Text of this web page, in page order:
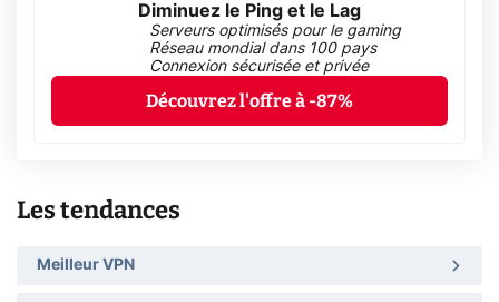
Diminuez le Ping et le Lag
Serveurs optimisés pour le gaming
Réseau mondial dans 100 pays
Connexion sécurisée et privée
Découvrez l'offre à -87%
Les tendances
Meilleur VPN